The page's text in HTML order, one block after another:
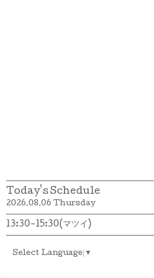
Today's Schedule
2026.08.06 Thursday
13:30-15:30(マツイ)
Select Language ▼